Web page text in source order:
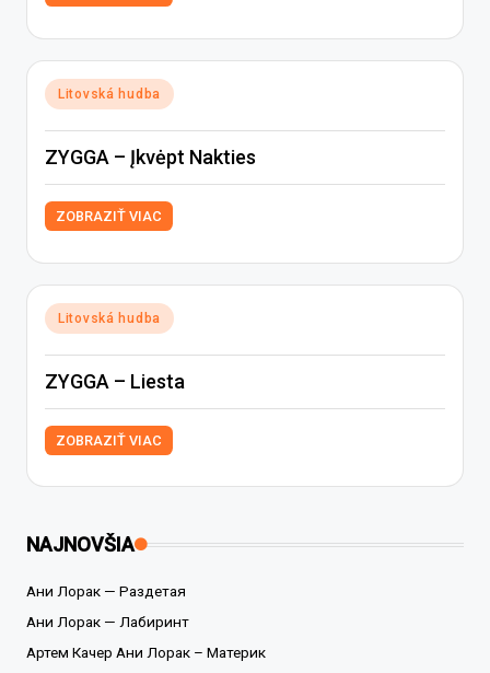
Posted
in
Litovská hudba
ZYGGA – Įkvėpt Nakties
ZOBRAZIŤ VIAC
Posted
in
Litovská hudba
ZYGGA – Liesta
ZOBRAZIŤ VIAC
NAJNOVŠIA
Ани Лорак — Раздетая
Ани Лорак — Лабиринт
Артем Качер Ани Лорак – Материк